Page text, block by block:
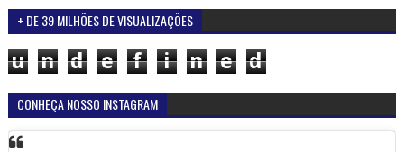
+ DE 39 MILHÕES DE VISUALIZAÇÕES
u n d e f i n e d
CONHEÇA NOSSO INSTAGRAM